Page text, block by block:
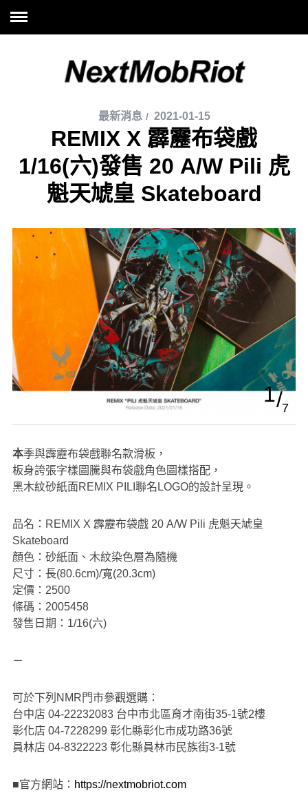
最新消息 2021-01-15
REMIX X 霹靂布袋戲
1/16(六)發售 20 A/W Pili 虎
魁天虓皇 Skateboard
1
7
本季與霹靂布袋戲聯名款滑板，
板身誇張字樣圖騰與布袋戲角色圖樣搭配，
黑木紋砂紙面REMIX PILI聯名LOGO的設計呈現。
品名：REMIX X 霹靂布袋戲 20 A/W Pili 虎魁天虓皇
Skateboard
顏色：砂紙面、木紋染色層為隨機
尺寸：長(80.6cm)/寬(20.3cm)
定價：2500
條碼：2005458
發售日期：1/16(六)
－
可於下列NMR門市參觀選購：
台中店 04-22232083 台中市北區育才南街35-1號2樓
彰化店 04-7228299 彰化縣彰化市成功路36號
員林店 04-8322223 彰化縣員林市民族街3-1號
■官方網站： https://nextmobriot.com